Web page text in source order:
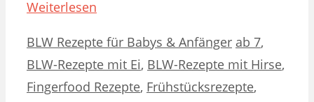
Weiterlesen
Kategorien
BLW Rezepte für Babys & Anfänger Schlagwörter
ab 7,
BLW-Rezepte mit Ei, BLW-Rezepte mit Hirse,
Fingerfood Rezepte, Frühstücksrezepte,